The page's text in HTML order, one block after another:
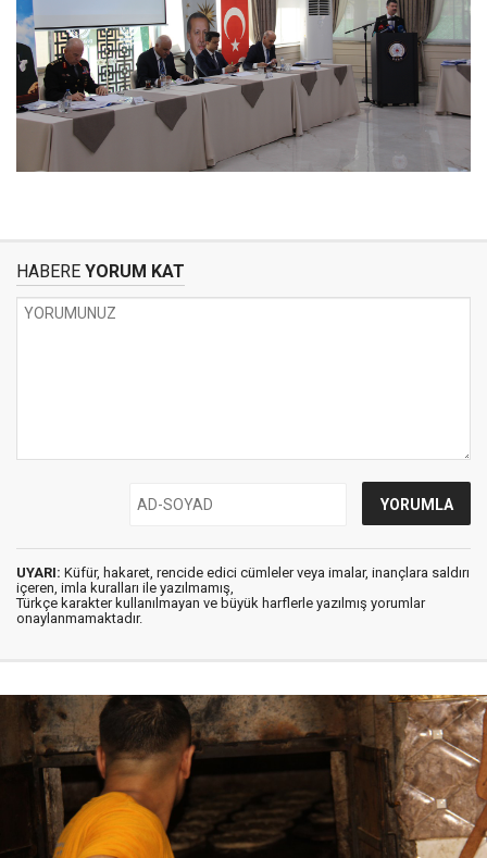
HABERE YORUM KAT
UYARI: Küfür, hakaret, rencide edici cümleler veya imalar, inançlara saldırı
içeren, imla kuralları ile yazılmamış,
Türkçe karakter kullanılmayan ve büyük harflerle yazılmış yorumlar
onaylanmamaktadır.